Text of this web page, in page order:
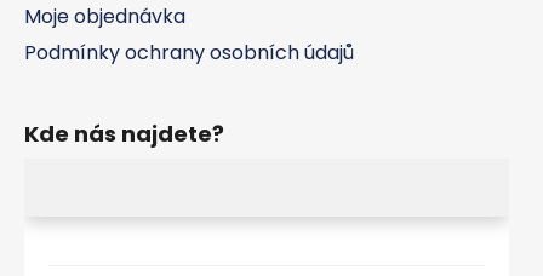
Moje objednávka
Podmínky ochrany osobních údajů
Kde nás najdete?